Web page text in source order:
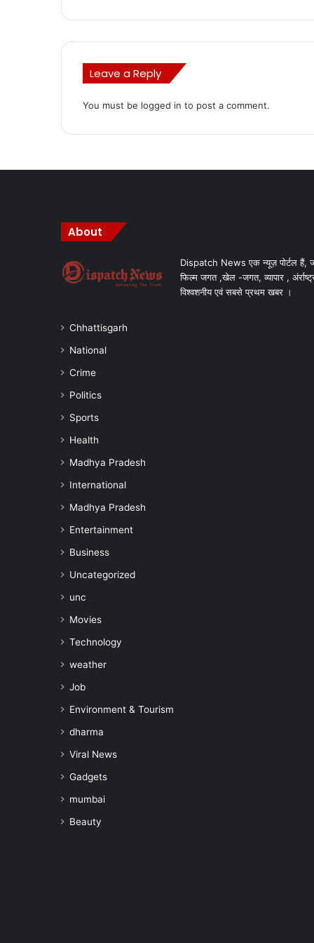
Leave a Reply
You must be logged in to post a comment.
About
Dispatch News एक न्यूज़ पोर्टल हैं,
फिल्म जगत ,खेल -जगत, व्यापार ,
विश्वशनीय एवं सबसे प्रथम खबर ।
Chhattisgarh
National
Crime
Politics
Sports
Health
Madhya Pradesh
International
Madhya Pradesh
Entertainment
Business
Uncategorized
unc
Movies
Technology
weather
Job
Environment & Tourism
dharma
Viral News
Gadgets
mumbai
Beauty